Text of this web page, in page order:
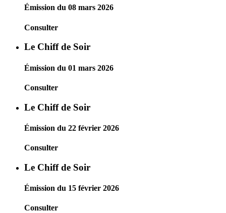
Émission du 08 mars 2026
Consulter
Le Chiff de Soir
Émission du 01 mars 2026
Consulter
Le Chiff de Soir
Émission du 22 février 2026
Consulter
Le Chiff de Soir
Émission du 15 février 2026
Consulter